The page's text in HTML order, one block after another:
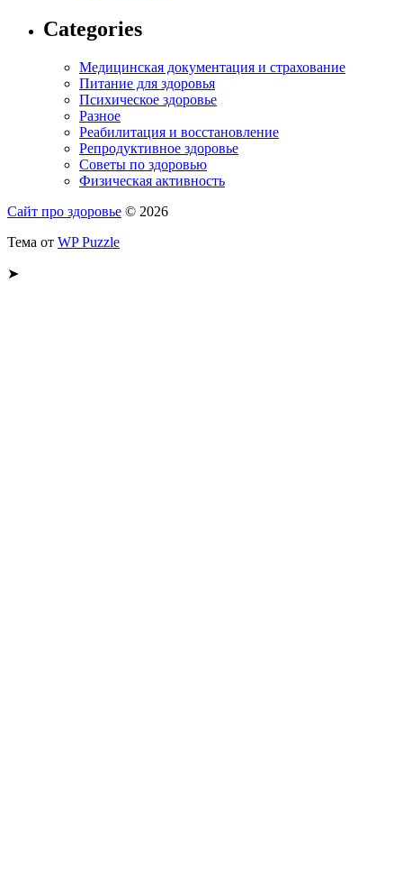
Categories
Медицинская документация и страхование
Питание для здоровья
Психическое здоровье
Разное
Реабилитация и восстановление
Репродуктивное здоровье
Советы по здоровью
Физическая активность
Сайт про здоровье © 2026
Тема от WP Puzzle
➤